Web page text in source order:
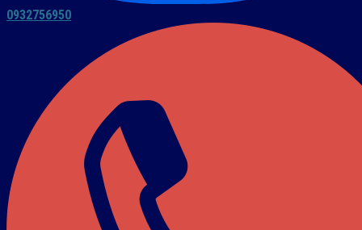
0932756950